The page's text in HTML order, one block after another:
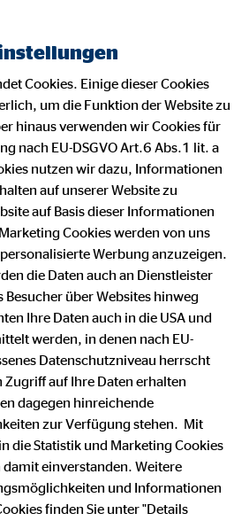
Cookies. Einige dieser Cookies
um die Funktion der Website zu
hinaus verwenden wir Cookies für
nach EU-DSGVO Art.6 Abs.1 lit. a
nutzen wir dazu, Informationen
auf unserer Website zu
auf Basis dieser Informationen
Cookies werden von uns
Werbung anzuzeigen.
die Daten auch an Dienstleister
Besucher über Websites hinweg
Ihre Daten auch in die USA und
werden, in denen nach EU-
Datenschutzniveau herrscht
auf Ihre Daten erhalten
dagegen hinreichende
zur Verfügung stehen. Mit
die Statistik und Marketing Cookies
damit einverstanden. Weitere
und Informationen
finden Sie unter "Details